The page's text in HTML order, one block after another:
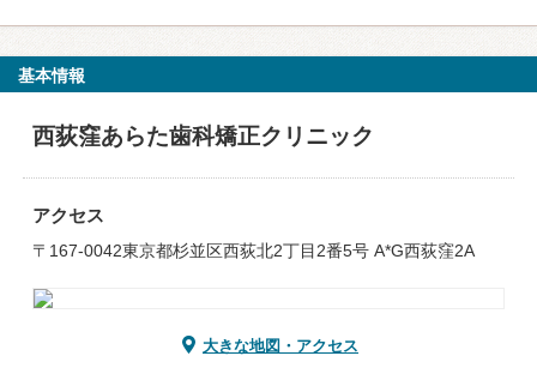
基本情報
西荻窪あらた歯科矯正クリニック
アクセス
〒167-0042東京都杉並区西荻北2丁目2番5号 A*G西荻窪2A
大きな地図・アクセス